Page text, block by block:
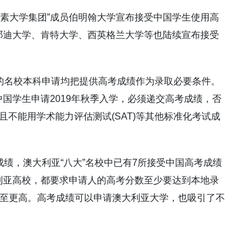
大学集团”成员伯明翰大学宣布接受中国学生使用高
大学、肯特大学、西英格兰大学等也陆续宣布接受
校本科申请均把提供高考成绩作为录取必要条件。
学生申请2019年秋季入学，必须递交高考成绩，否
不能用学术能力评估测试(SAT)等其他标准化考试成
，澳大利亚“八大”名校中已有7所接受中国高考成绩
高校，都要求申请人的高考分数至少要达到本地录
更高。高考成绩可以申请澳大利亚大学，也吸引了不